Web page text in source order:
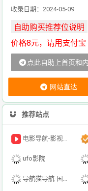
收录日期：2024-05-09
价格8元，请用支付宝
点此自助上首页和
网站直达
推荐站点
电影导航-影视导航-电影搜索-影视搜索-电影站收录
ufo影院
导航猫导航-国内专业的技术资源网分类平台